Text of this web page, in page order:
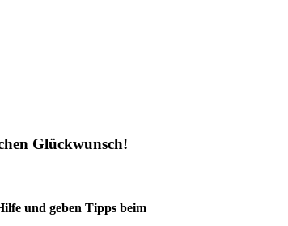
Glückwunsch!
und geben Tipps beim